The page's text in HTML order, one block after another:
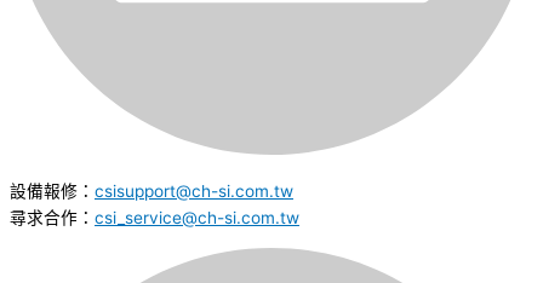
設備報修： csisupport@ch-si.com.tw
尋求合作： csi_service@ch-si.com.tw